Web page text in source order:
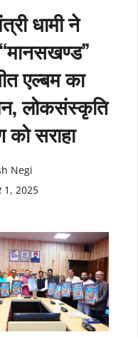
धामी ने
एल्बम का
लोकसंस्कृति
को सराहा
Negi
1, 2025